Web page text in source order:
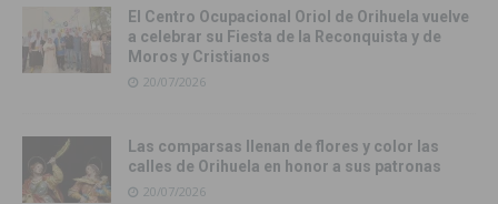
El Centro Ocupacional Oriol de Orihuela vuelve
a celebrar su Fiesta de la Reconquista y de
Moros y Cristianos
20/07/2026
Las comparsas llenan de flores y color las
calles de Orihuela en honor a sus patronas
20/07/2026